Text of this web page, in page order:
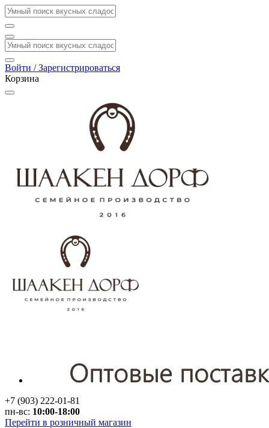
Войти / Зарегистрироваться
Корзина
+7 (903) 222-01-81
пн-вс: 10:00-18:00
Перейти в розничный магазин